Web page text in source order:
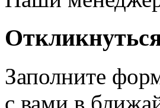
Заполните
с вами в